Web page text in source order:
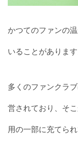
かつてのファンの
いることがあります
多くのファンクラ
営されており、そ
用の一部に充てられ